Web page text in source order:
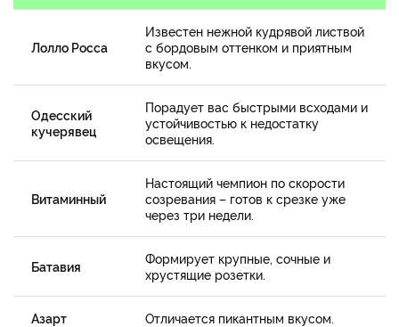
Лолло Росса
Известен нежной кудрявой листвой
с бордовым оттенком и приятным
вкусом.
Одесский
кучерявец
Порадует вас быстрыми всходами и
устойчивостью к недостатку
освещения.
Витаминный
Настоящий чемпион по скорости
созревания – готов к срезке уже
через три недели.
Батавия
Формирует крупные, сочные и
хрустящие розетки.
Азарт Отличается пикантным вкусом.